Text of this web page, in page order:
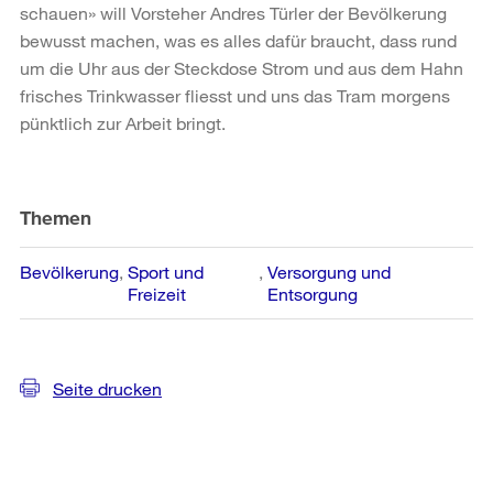
schauen» will Vorsteher Andres Türler der Bevölkerung
bewusst machen, was es alles dafür braucht, dass rund
um die Uhr aus der Steckdose Strom und aus dem Hahn
frisches Trinkwasser fliesst und uns das Tram morgens
pünktlich zur Arbeit bringt.
Informationen
Themen
Bevölkerung Sport und
Freizeit
Versorgung und
Entsorgung
Seite drucken